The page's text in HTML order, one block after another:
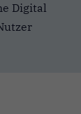
Digital